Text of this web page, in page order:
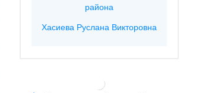
района
Хасиева Руслана Викторовна